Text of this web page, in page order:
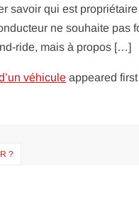
savoir qui est
ne souhaite pas
ride, mais à propos […]
véhicule appeared
?